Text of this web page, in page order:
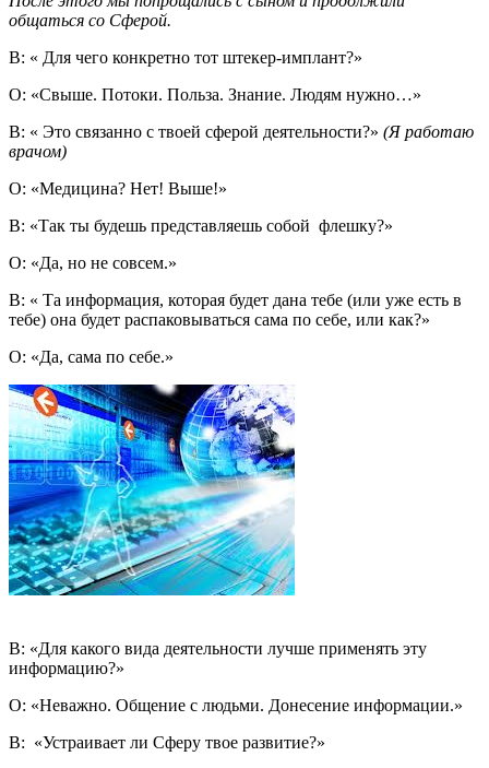
общаться со Сферой.
В: « Для чего конкретно тот штекер-имплант?»
О: «Свыше. Потоки. Польза. Знание. Людям нужно…»
В: « Это связанно с твоей сферой деятельности?» (Я работаю
врачом)
О: «Медицина? Нет! Выше!»
В: «Так ты будешь представляешь собой флешку?»
О: «Да, но не совсем.»
В: « Та информация, которая будет дана тебе (или уже есть в
тебе) она будет распаковываться сама по себе, или как?»
О: «Да, сама по себе.»
В: «Для какого вида деятельности лучше применять эту
информацию?»
О: «Неважно. Общение с людьми. Донесение информации.»
В: «Устраивает ли Сферу твое развитие?»